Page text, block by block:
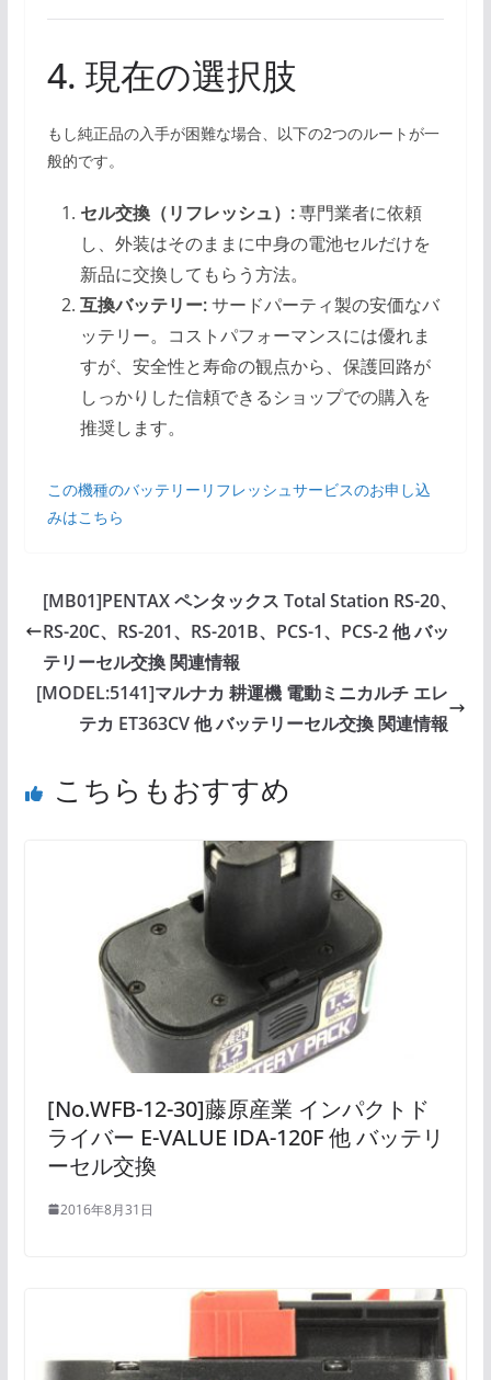
4. 現在の選択肢
もし純正品の入手が困難な場合、以下の2つのルートが一
般的です。
セル交換（リフレッシュ）:専門業者に依頼
し、外装はそのままに中身の電池セルだけを
新品に交換してもらう方法。
互換バッテリー:サードパーティ製の安価なバ
ッテリー。コストパフォーマンスには優れま
すが、安全性と寿命の観点から、保護回路が
しっかりした信頼できるショップでの購入を
推奨します。
この機種のバッテリーリフレッシュサービスのお申し込
みはこちら
[MB01]PENTAX ペンタックス Total Station RS-20、
RS-20C、RS-201、RS-201B、PCS-1、PCS-2 他 バッ
テリーセル交換 関連情報
[MODEL:5141]マルナカ 耕運機 電動ミニカルチ エレ
テカ ET363CV 他 バッテリーセル交換 関連情報
こちらもおすすめ
[No.WFB-12-30]藤原産業 インパクトド
ライバー E-VALUE IDA-120F 他 バッテリ
ーセル交換
2016年8月31日